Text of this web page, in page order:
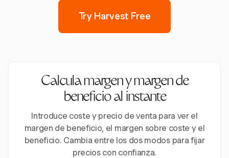
Try Harvest Free
Calcula margen y margen de
beneficio al instante
Introduce coste y precio de venta para ver el
margen de beneficio, el margen sobre coste y el
beneficio. Cambia entre los dos modos para fijar
precios con confianza.